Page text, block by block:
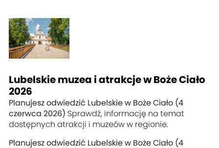
Lubelskie muzea i atrakcje w Boże Ciało
2026
Planujesz odwiedzić Lubelskie w Boże Ciało (4
czerwca 2026) Sprawdź, informację na temat
dostępnych atrakcji i muzeów w regionie.
Planujesz odwiedzić Lubelskie w Boże Ciało (4